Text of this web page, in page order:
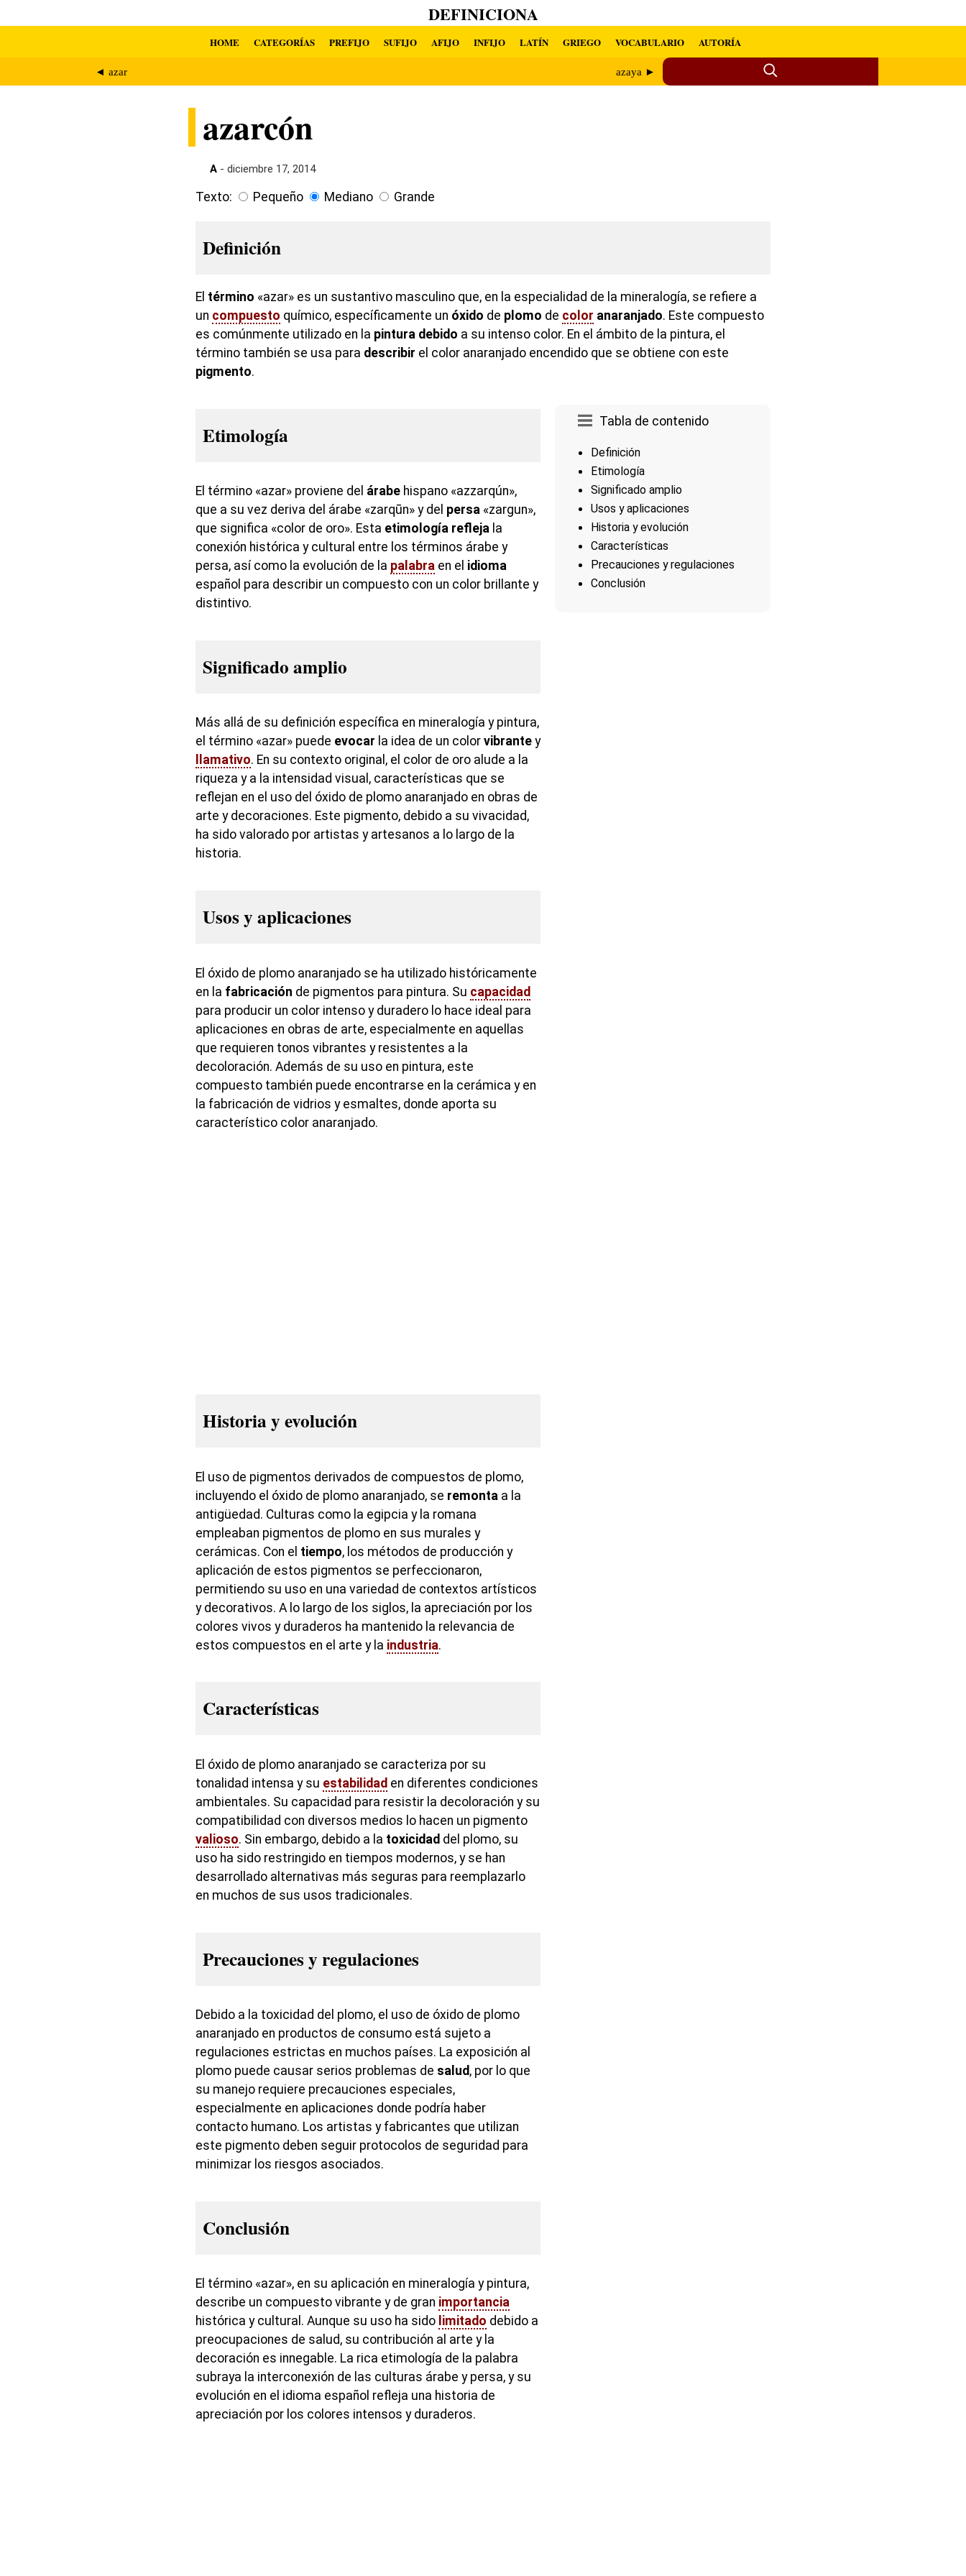
DEFINICIONA
HOME CATEGORÍAS PREFIJO SUFIJO AFIJO INFIJO LATÍN GRIEGO VOCABULARIO AUTORÍA
◄ azar azaya ►
azarcón
A - diciembre 17, 2014
Texto: Pequeño Mediano Grande
Definición
El término «azar» es un sustantivo masculino que, en la especialidad de la mineralogía, se refiere a
un compuesto químico, específicamente un óxido de plomo de color anaranjado. Este compuesto
es comúnmente utilizado en la pintura debido a su intenso color. En el ámbito de la pintura, el
término también se usa para describir el color anaranjado encendido que se obtiene con este
pigmento.
Tabla de contenido
Definición
Etimología
Significado amplio
Usos y aplicaciones
Historia y evolución
Características
Precauciones y regulaciones
Conclusión
Etimología
El término «azar» proviene del árabe hispano «azzarqún»,
que a su vez deriva del árabe «zarqūn» y del persa «zargun»,
que significa «color de oro». Esta etimología refleja la
conexión histórica y cultural entre los términos árabe y
persa, así como la evolución de la palabra en el idioma
español para describir un compuesto con un color brillante y
distintivo.
Significado amplio
Más allá de su definición específica en mineralogía y pintura,
el término «azar» puede evocar la idea de un color vibrante y
llamativo. En su contexto original, el color de oro alude a la
riqueza y a la intensidad visual, características que se
reflejan en el uso del óxido de plomo anaranjado en obras de
arte y decoraciones. Este pigmento, debido a su vivacidad,
ha sido valorado por artistas y artesanos a lo largo de la
historia.
Usos y aplicaciones
El óxido de plomo anaranjado se ha utilizado históricamente
en la fabricación de pigmentos para pintura. Su capacidad
para producir un color intenso y duradero lo hace ideal para
aplicaciones en obras de arte, especialmente en aquellas
que requieren tonos vibrantes y resistentes a la
decoloración. Además de su uso en pintura, este
compuesto también puede encontrarse en la cerámica y en
la fabricación de vidrios y esmaltes, donde aporta su
característico color anaranjado.
Historia y evolución
El uso de pigmentos derivados de compuestos de plomo,
incluyendo el óxido de plomo anaranjado, se remonta a la
antigüedad. Culturas como la egipcia y la romana
empleaban pigmentos de plomo en sus murales y
cerámicas. Con el tiempo, los métodos de producción y
aplicación de estos pigmentos se perfeccionaron,
permitiendo su uso en una variedad de contextos artísticos
y decorativos. A lo largo de los siglos, la apreciación por los
colores vivos y duraderos ha mantenido la relevancia de
estos compuestos en el arte y la industria.
Características
El óxido de plomo anaranjado se caracteriza por su
tonalidad intensa y su estabilidad en diferentes condiciones
ambientales. Su capacidad para resistir la decoloración y su
compatibilidad con diversos medios lo hacen un pigmento
valioso. Sin embargo, debido a la toxicidad del plomo, su
uso ha sido restringido en tiempos modernos, y se han
desarrollado alternativas más seguras para reemplazarlo
en muchos de sus usos tradicionales.
Precauciones y regulaciones
Debido a la toxicidad del plomo, el uso de óxido de plomo
anaranjado en productos de consumo está sujeto a
regulaciones estrictas en muchos países. La exposición al
plomo puede causar serios problemas de salud, por lo que
su manejo requiere precauciones especiales,
especialmente en aplicaciones donde podría haber
contacto humano. Los artistas y fabricantes que utilizan
este pigmento deben seguir protocolos de seguridad para
minimizar los riesgos asociados.
Conclusión
El término «azar», en su aplicación en mineralogía y pintura,
describe un compuesto vibrante y de gran importancia
histórica y cultural. Aunque su uso ha sido limitado debido a
preocupaciones de salud, su contribución al arte y la
decoración es innegable. La rica etimología de la palabra
subraya la interconexión de las culturas árabe y persa, y su
evolución en el idioma español refleja una historia de
apreciación por los colores intensos y duraderos.